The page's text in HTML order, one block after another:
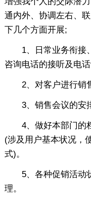
通内外、协调左右、
下几个方面开展;
1、日常业务衔接、
咨询电话的接听及电
2、对客户进行销售
3、销售会议的安排
4、做好本部门的档
(涉及用户基本状况，
式)。
5、各种促销活动状
理。